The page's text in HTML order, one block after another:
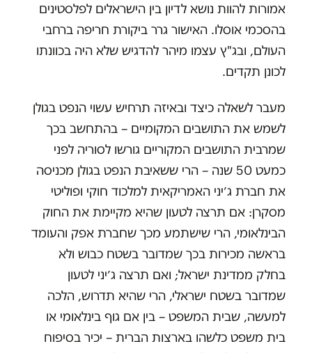
אמורות להוות נושא לדיון בין הישראלים לפלסטינים
בהסכמי אוסלו. האישור גרר ביקורת חריפה ברחבי
העולם, ובג"ץ עצמו מיהר להדגיש שלא היה בכוונתו
לכונן תקדים.
מעבר לשאלה כיצד ובאיזה תרחיש עשוי הנפט בגולן
לשמש את התושבים המקומיים – בהתחשב בכך
שמרבית התושבים המקוריים גורשו לסוריה לפני
כמעט 50 שנה – הרי ששאיבת הנפט בגולן מכניסה
את חברת ג׳יני האמריקאית למלכוד חוקי ופוליטי
מסקרן: אם תרצה לטעון שהיא מקיימת את החוק
הבינלאומי, הרי שישתמע מכך שחברת אפק והעומד
בראשה מכירות בכך שמדובר בשטח כבוש ולא
בחלק ממדינת ישראל; ואם תרצה ג׳יני לטעון
שמדובר בשטח ישראלי, הרי שהיא תדרוש, הלכה
למעשה, שבית המשפט – בין אם גוף בינלאומי או
בית משפט כלשהו בארצות הברית – יכיר בסיפוח